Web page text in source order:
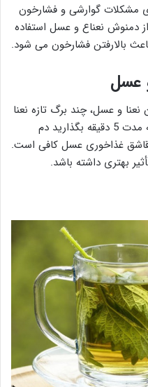
مشکلات گوارشی و فشارخون
از دمنوش نعناع و عسل استفاده
بالارفتن فشارخون می شود.
عسل
و عسل، چند برگ تازه نعنا
را در یک لیوان آب جوش بریزید و به مدت 5 دقیقه بگذارید دم
غذاخوری عسل کافی است.
بهتری داشته باشد.